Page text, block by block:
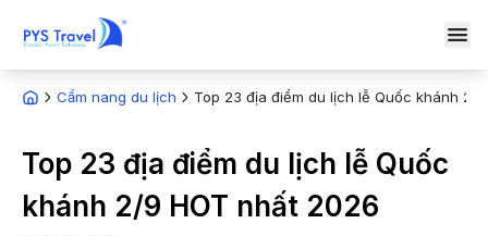
Cẩm nang du lịch Top 23 địa điểm du lịch lễ Quốc khánh 2/
Top 23 địa điểm du lịch lễ Quốc
khánh 2/9 HOT nhất 2026